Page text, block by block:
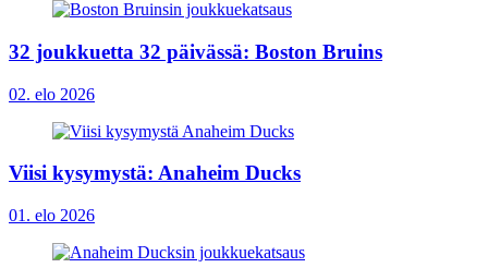
32 joukkuetta 32 päivässä: Boston Bruins
02. elo 2026
Viisi kysymystä: Anaheim Ducks
01. elo 2026